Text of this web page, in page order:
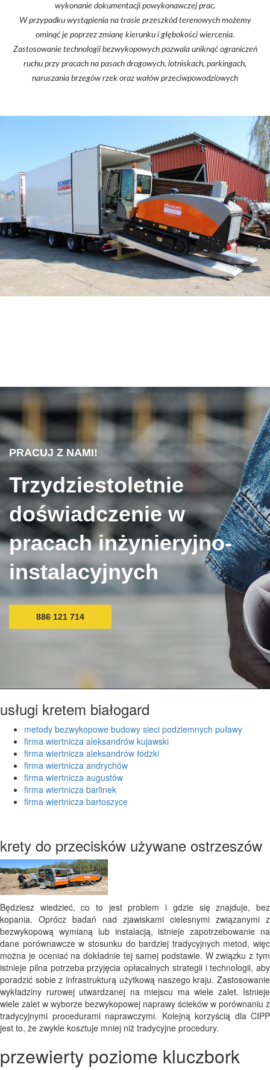
wykonanie dokumentacji powykonawczej prac.
W przypadku wystąpienia na trasie przeszkód terenowych możemy
ominąć je poprzez zmianę kierunku i głębokości wiercenia.
Zastosowanie technologii bezwykopowych pozwala uniknąć ograniczeń
ruchu przy pracach na pasach drogowych, lotniskach, parkingach,
naruszania brzegów rzek oraz wałów przeciwpowodziowych
PRACUJ Z NAMI!
Trzydziestoletnie
doświadczenie w
pracach inżynieryjno-
instalacyjnych
886 121 714
usługi kretem białogard
metody bezwykopowe budowy sieci podziemnych puławy
firma wiertnicza aleksandrów kujawski
firma wiertnicza aleksandrów łódzki
firma wiertnicza andrychów
firma wiertnicza augustów
firma wiertnicza barlinek
firma wiertnicza bartoszyce
krety do przecisków używane ostrzeszów
Będziesz wiedzieć, co to jest problem i gdzie się znajduje, bez
kopania. Oprócz badań nad zjawiskami cielesnymi związanymi z
bezwykopową wymianą lub instalacją, istnieje zapotrzebowanie na
dane porównawcze w stosunku do bardziej tradycyjnych metod, więc
można je oceniać na dokładnie tej samej podstawie. W związku z tym
istnieje pilna potrzeba przyjęcia opłacalnych strategii i technologii, aby
poradzić sobie z infrastrukturą użytkową naszego kraju. Zastosowanie
wykładziny rurowej utwardzanej na miejscu ma wiele zalet. Istnieje
wiele zalet w wyborze bezwykopowej naprawy ścieków w porównaniu z
tradycyjnymi procedurami naprawczymi. Kolejną korzyścią dla CIPP
jest to, że zwykle kosztuje mniej niż tradycyjne procedury.
przewierty poziome kluczbork